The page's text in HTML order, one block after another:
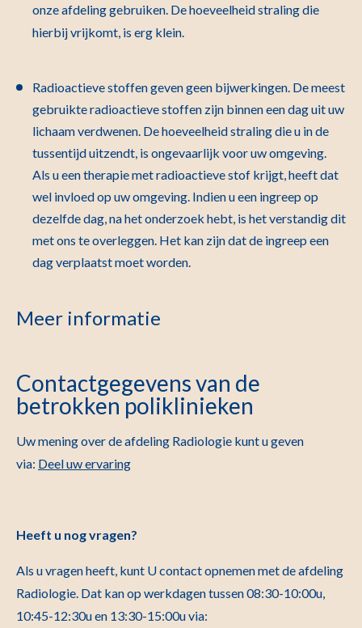
onze afdeling gebruiken. De hoeveelheid straling die
hierbij vrijkomt, is erg klein.
Radioactieve stoffen geven geen bijwerkingen. De meest
gebruikte radioactieve stoffen zijn binnen een dag uit uw
lichaam verdwenen. De hoeveelheid straling die u in de
tussentijd uitzendt, is ongevaarlijk voor uw omgeving.
Als u een therapie met radioactieve stof krijgt, heeft dat
wel invloed op uw omgeving. Indien u een ingreep op
dezelfde dag, na het onderzoek hebt, is het verstandig dit
met ons te overleggen. Het kan zijn dat de ingreep een
dag verplaatst moet worden.
Meer informatie
Contactgegevens van de
betrokken poliklinieken
Uw mening over de afdeling Radiologie kunt u geven
via: Deel uw ervaring
Heeft u nog vragen?
Als u vragen heeft, kunt U contact opnemen met de afdeling
Radiologie. Dat kan op werkdagen tussen 08:30-10:00u,
10:45-12:30u en 13:30-15:00u via: